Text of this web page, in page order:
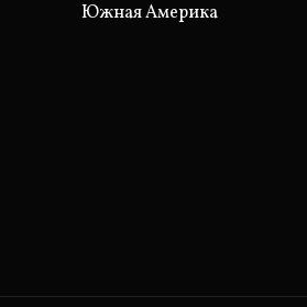
Южная Америка